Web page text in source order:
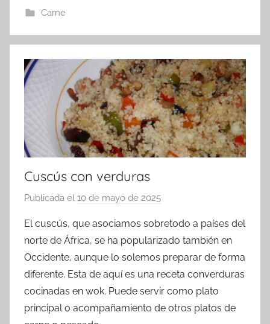
Carne
Cuscús con verduras
Publicada el 10 de mayo de 2025
r
a
d
m
i
n
El cuscús, que asociamos sobretodo a países del
norte de África, se ha popularizado también en
Occidente, aunque lo solemos preparar de forma
diferente. Esta de aquí es una receta converduras
cocinadas en wok. Puede servir como plato
principal o acompañamiento de otros platos de